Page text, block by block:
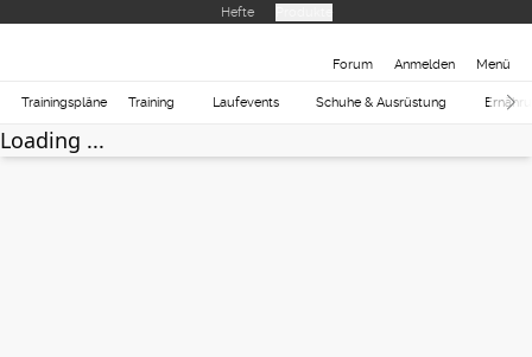
Hefte
Forum Anmelden Menü
Trainingspläne Training Laufevents Schuhe & Ausrüstung
Loading ...